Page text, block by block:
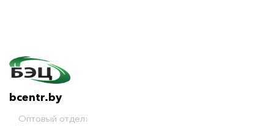
bcentr.by
Оптовый отдел: